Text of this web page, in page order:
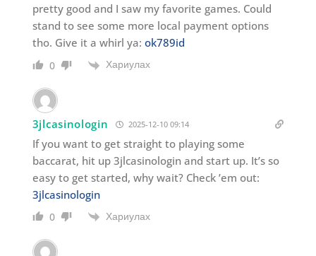
pretty good and I saw my favorite games. Could
stand to see some more local payment options
tho. Give it a whirl ya: ok789id
0 Хариулах
3jlcasinologin 2025-12-10 09:14
If you want to get straight to playing some
baccarat, hit up 3jlcasinologin and start up. It’s so
easy to get started, why wait? Check ’em out:
3jlcasinologin
0 Хариулах